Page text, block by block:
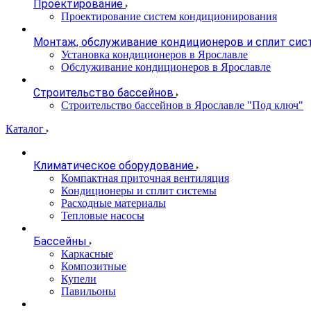
Проектирование
Проектирование систем кондиционирования
Монтаж, обслуживание кондиционеров и сплит
Установка кондиционеров в Ярославле
Обслуживание кондиционеров в Ярославле
Строительство бассейнов
Строительство бассейнов в Ярославле "Под ключ"
Каталог
Климатическое оборудование
Компактная приточная вентиляция
Кондиционеры и сплит системы
Расходные материалы
Тепловые насосы
Бассейны
Каркасные
Композитные
Купели
Павильоны